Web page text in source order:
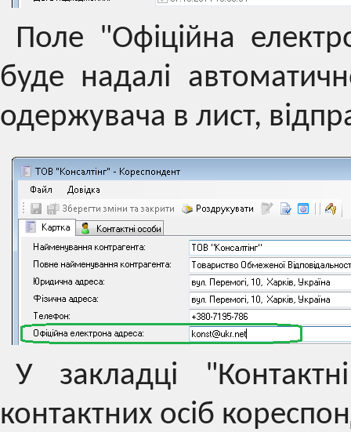
Поле "Офіційна
буде надалі
одержувача в лист,
У закладці
контактних осіб